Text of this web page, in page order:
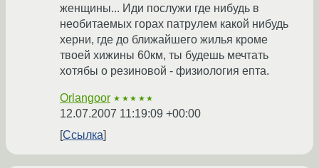
женщины... Иди послужи где нибудь в
необитаемых горах патрулем какой нибудь
херни, где до ближайшего жилья кроме
твоей хижины 60км, ты будешь мечтать
хотябы о резиновой - физиология епта.
Orlangoor ★★★★★
12.07.2007 11:19:09 +00:00
Ссылка